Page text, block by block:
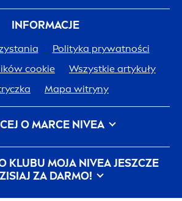
INFORMACJE
Polityka prywatności
cookie
Wszystkie artykuły
Mapa witryny
O MARCE NIVEA
Kariera w Beiersdorf
JEDNA PLANETA. JEDNA TROSKA.
KLUBU MOJA NIVEAJESZCZE
ZA DARMO!